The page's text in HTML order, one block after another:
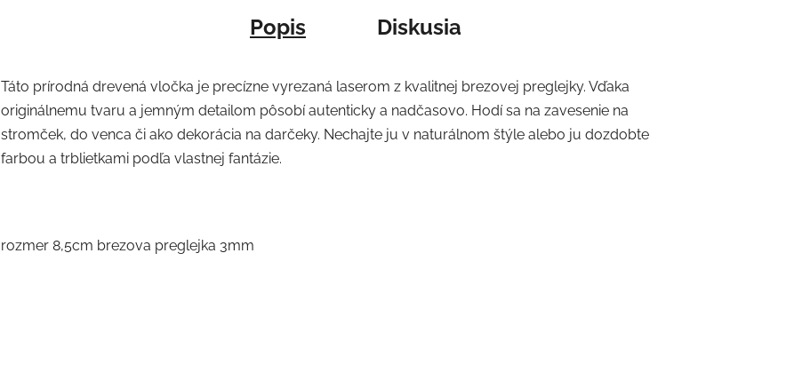
Popis Diskusia
Táto prírodná drevená vločka je precízne vyrezaná laserom z kvalitnej brezovej preglejky. Vďaka
originálnemu tvaru a jemným detailom pôsobí autenticky a nadčasovo. Hodí sa na zavesenie na
stromček, do venca či ako dekorácia na darčeky. Nechajte ju v naturálnom štýle alebo ju dozdobte
farbou a trblietkami podľa vlastnej fantázie.
rozmer 8,5cm brezova preglejka 3mm